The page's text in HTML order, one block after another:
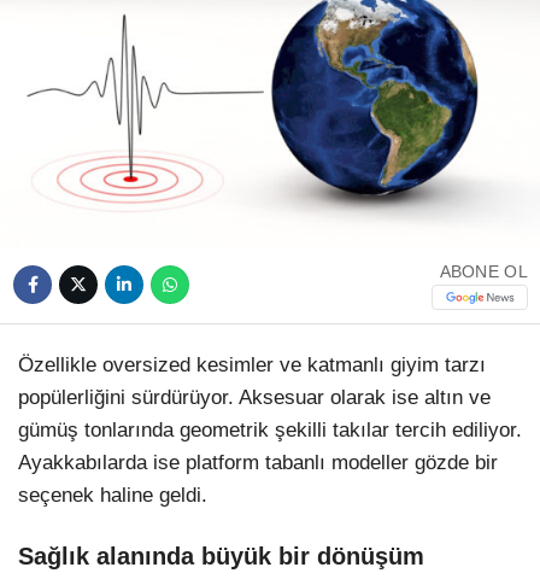
Facebook
Instagram
Youtube
ABONE OL
Özellikle oversized kesimler ve katmanlı giyim tarzı
popülerliğini sürdürüyor. Aksesuar olarak ise altın ve
gümüş tonlarında geometrik şekilli takılar tercih ediliyor.
Ayakkabılarda ise platform tabanlı modeller gözde bir
seçenek haline geldi.
Sağlık alanında büyük bir dönüşüm